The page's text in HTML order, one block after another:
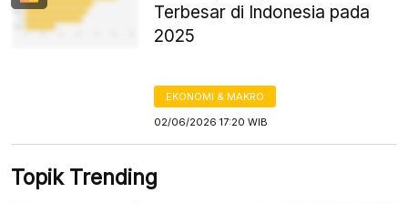
Terbesar di Indonesia pada
2025
EKONOMI & MAKRO
02/06/2026 17:20 WIB
Topik Trending